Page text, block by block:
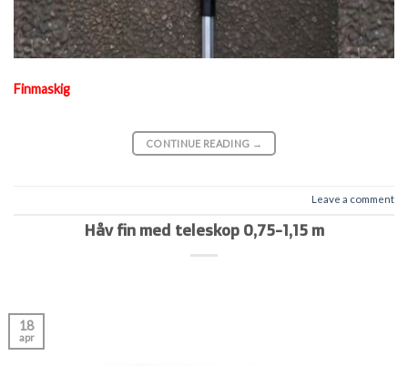
Finmaskig
CONTINUE READING →
Leave a comment
Håv fin med teleskop 0,75-1,15 m
18
apr